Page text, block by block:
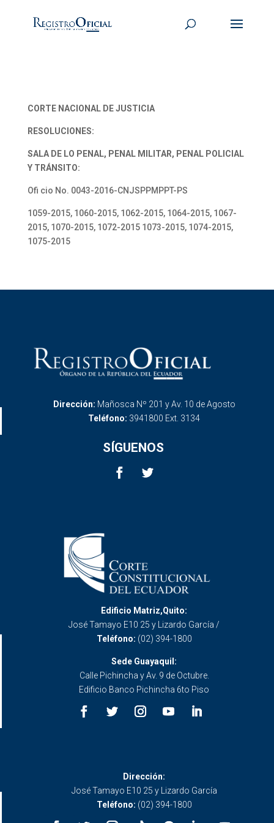
CORTE NACIONAL DE JUSTICIA
RESOLUCIONES:
SALA DE LO PENAL, PENAL MILITAR, PENAL POLICIAL
Y TRÁNSITO:
Ofi cio No. 0043-2016-CNJSPPMPPT-PS
1059-2015, 1060-2015, 1062-2015, 1064-2015, 1067-
2015, 1070-2015, 1072-2015 1073-2015, 1074-2015,
1075-2015
Dirección: Mañosca Nº 201 y Av. 10 de Agosto
Teléfono: 3941800 Ext. 3134
SÍGUENOS
Edificio Matriz,Quito:
José Tamayo E10 25 y Lizardo García /
Teléfono: (02) 394-1800
Sede Guayaquil:
Calle Pichincha y Av. 9 de Octubre.
Edificio Banco Pichincha 6to Piso
Dirección:
José Tamayo E10 25 y Lizardo García
Teléfono: (02) 394-1800